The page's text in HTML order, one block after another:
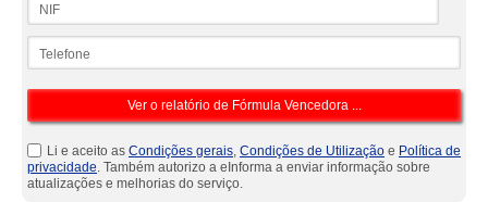
Li e aceito as Condições gerais, Condições de Utilização e Política de
privacidade. Também autorizo a eInforma a enviar informação sobre
atualizações e melhorias do serviço.